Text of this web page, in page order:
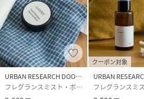
原産国 日本
素材 -
サイズ -
品番 RY0906_DR26910
URBAN RESEARCH DOORS
フレグランスミスト・ボディミスト
クーポン対象